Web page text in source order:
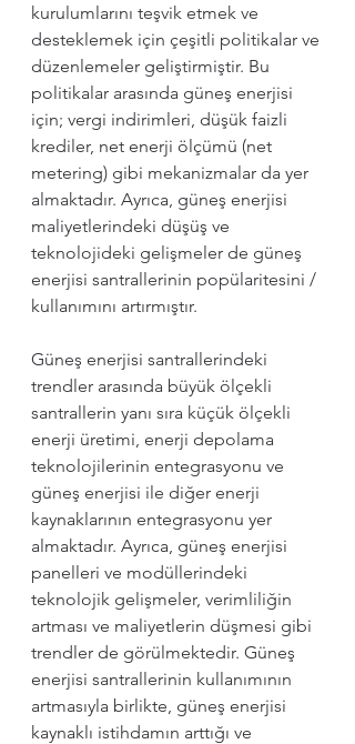
kurulumlarını teşvik etmek ve
desteklemek için çeşitli politikalar ve
düzenlemeler geliştirmiştir. Bu
politikalar arasında güneş enerjisi
için; vergi indirimleri, düşük faizli
krediler, net enerji ölçümü (net
metering) gibi mekanizmalar da yer
almaktadır. Ayrıca, güneş enerjisi
maliyetlerindeki düşüş ve
teknolojideki gelişmeler de güneş
enerjisi santrallerinin popülaritesini /
kullanımını artırmıştır.
Güneş enerjisi santrallerindeki
trendler arasında büyük ölçekli
santrallerin yanı sıra küçük ölçekli
enerji üretimi, enerji depolama
teknolojilerinin entegrasyonu ve
güneş enerjisi ile diğer enerji
kaynaklarının entegrasyonu yer
almaktadır. Ayrıca, güneş enerjisi
panelleri ve modüllerindeki
teknolojik gelişmeler, verimliliğin
artması ve maliyetlerin düşmesi gibi
trendler de görülmektedir. Güneş
enerjisi santrallerinin kullanımının
artmasıyla birlikte, güneş enerjisi
kaynaklı istihdamın arttığı ve